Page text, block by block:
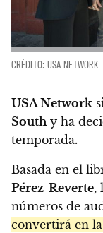
CRÉDITO: USA NETWORK
USA Network
Southy ha
temporada.
Basada en el
Pérez-Reverte,
números de
convertirá en